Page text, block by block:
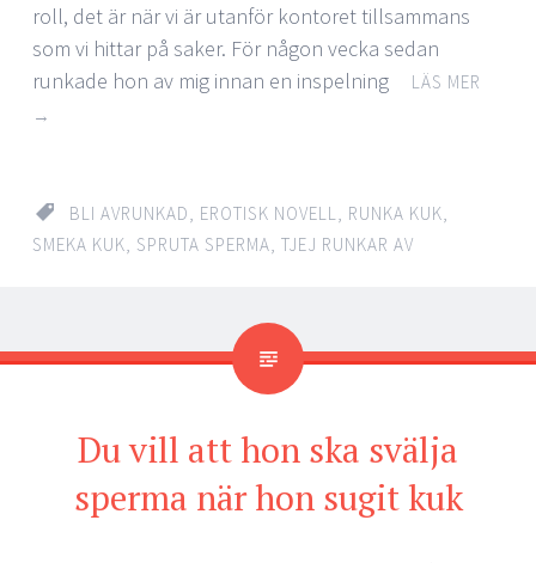
roll, det är när vi är utanför kontoret tillsammans
som vi hittar på saker. För någon vecka sedan
runkade hon av mig innan en inspelning
LÄS MER
→
BLI AVRUNKAD EROTISK NOVELL RUNKA KUK
SMEKA KUK
SPRUTA SPERMA TJEJ RUNKAR AV
Du vill att hon ska svälja
sperma när hon sugit kuk